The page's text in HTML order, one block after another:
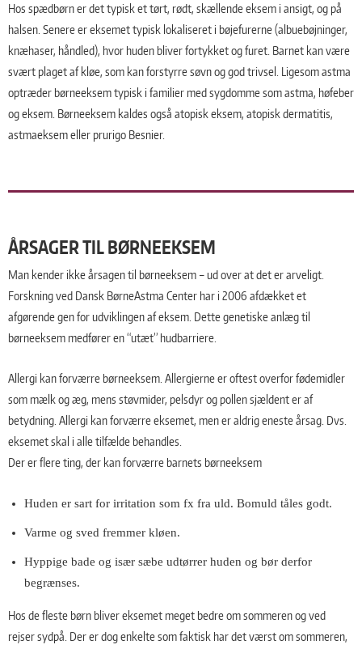
Hos spædbørn er det typisk et tørt, rødt, skællende eksem i ansigt, og på
halsen. Senere er eksemet typisk lokaliseret i bøjefurerne (albuebøjninger,
knæhaser, håndled), hvor huden bliver fortykket og furet. Barnet kan være
svært plaget af kløe, som kan forstyrre søvn og god trivsel. Ligesom astma
optræder børneeksem typisk i familier med sygdomme som astma, høfeber
og eksem. Børneeksem kaldes også atopisk eksem, atopisk dermatitis,
astmaeksem eller prurigo Besnier.
ÅRSAGER TIL BØRNEEKSEM
Man kender ikke årsagen til børneeksem – ud over at det er arveligt.
Forskning ved Dansk BørneAstma Center har i 2006 afdækket et
afgørende gen for udviklingen af eksem. Dette genetiske anlæg til
børneeksem medfører en “utæt” hudbarriere.
Allergi kan forværre børneeksem. Allergierne er oftest overfor fødemidler
som mælk og æg, mens støvmider, pelsdyr og pollen sjældent er af
betydning. Allergi kan forværre eksemet, men er aldrig eneste årsag. Dvs.
eksemet skal i alle tilfælde behandles.
Der er flere ting, der kan forværre barnets børneeksem
Huden er sart for irritation som fx fra uld. Bomuld tåles godt.
Varme og sved fremmer kløen.
Hyppige bade og især sæbe udtørrer huden og bør derfor
begrænses.
Hos de fleste børn bliver eksemet meget bedre om sommeren og ved
rejser sydpå. Der er dog enkelte som faktisk har det værst om sommeren,